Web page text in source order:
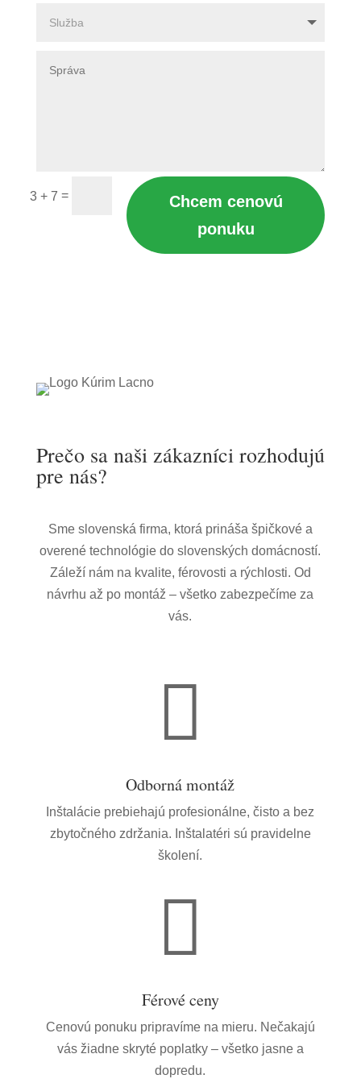
3 + 7 =
Chcem cenovú
ponuku
Prečo sa naši zákazníci rozhodujú
pre nás?
Sme slovenská firma, ktorá prináša špičkové a
overené technológie do slovenských domácností.
Záleží nám na kvalite, férovosti a rýchlosti. Od
návrhu až po montáž – všetko zabezpečíme za
vás.

Odborná montáž
Inštalácie prebiehajú profesionálne, čisto a bez
zbytočného zdržania. Inštalatéri sú pravidelne
školení.

Férové ceny
Cenovú ponuku pripravíme na mieru. Nečakajú
vás žiadne skryté poplatky – všetko jasne a
dopredu.